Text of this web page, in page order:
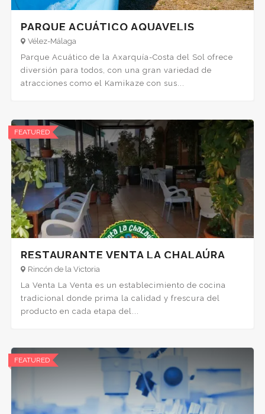
PARQUE ACUÁTICO AQUAVELIS
Vélez-Málaga
Parque Acuático de la Axarquía-Costa del Sol ofrece
diversión para todos, con una gran variedad de
atracciones como el Kamikaze con sus...
FEATURED
RESTAURANTE VENTA LA CHALAÚRA
Rincón de la Victoria
La Venta La Venta es un establecimiento de cocina
tradicional donde prima la calidad y frescura del
producto en cada etapa del...
FEATURED